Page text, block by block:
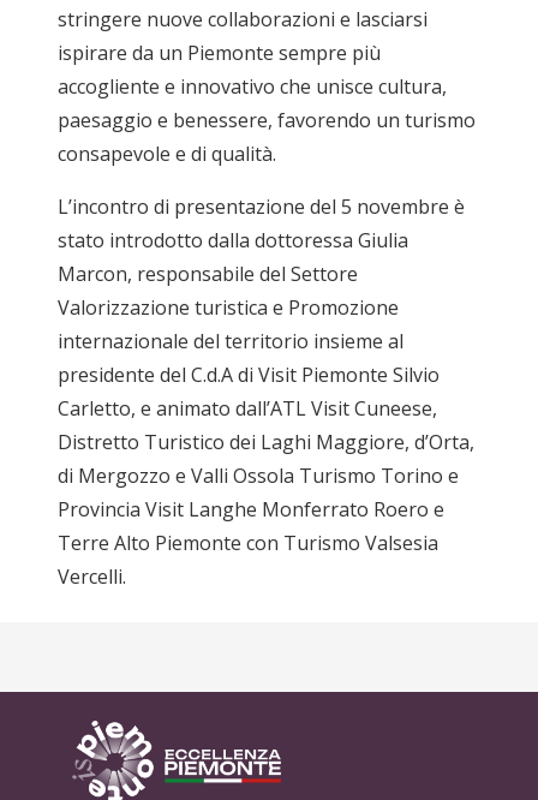
stringere nuove collaborazioni e lasciarsi
ispirare da un Piemonte sempre più
accogliente e innovativo che unisce cultura,
paesaggio e benessere, favorendo un turismo
consapevole e di qualità.
L’incontro di presentazione del 5 novembre è
stato introdotto dalla dottoressa Giulia
Marcon, responsabile del Settore
Valorizzazione turistica e Promozione
internazionale del territorio insieme al
presidente del C.d.A di Visit Piemonte Silvio
Carletto, e animato dall’ATL Visit Cuneese,
Distretto Turistico dei Laghi Maggiore, d’Orta,
di Mergozzo e Valli Ossola Turismo Torino e
Provincia Visit Langhe Monferrato Roero e
Terre Alto Piemonte con Turismo Valsesia
Vercelli.